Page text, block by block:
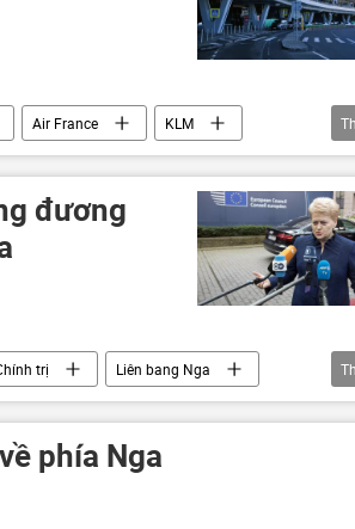
Air France
KLM
ở Belarus
đương
trị
Liên bang Nga
phía Nga